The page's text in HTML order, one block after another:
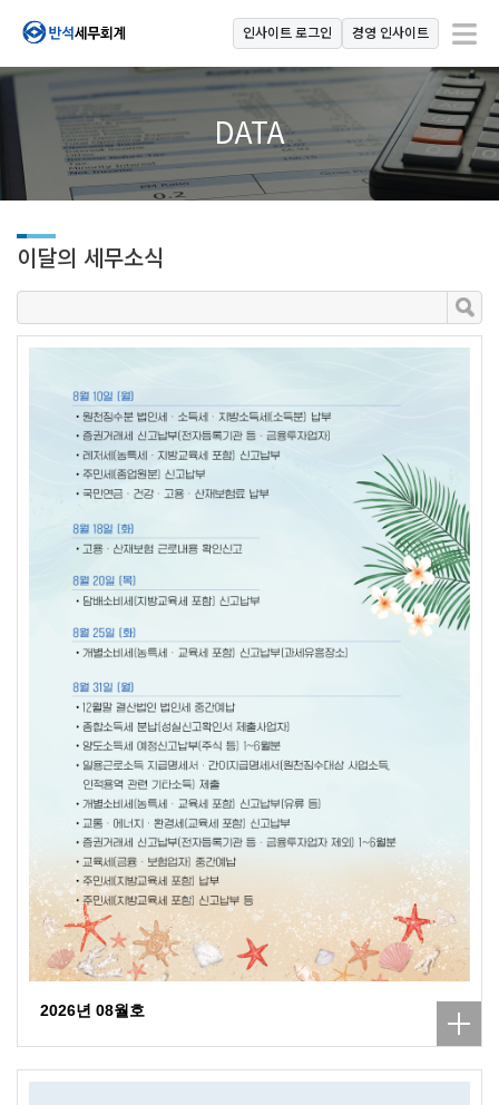
인사이트 로그인 경영 인사이트
DATA
이달의 세무소식
2026년 08월호